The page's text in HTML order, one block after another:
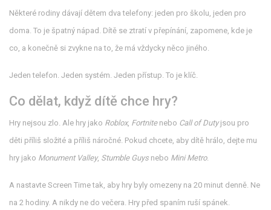
Některé rodiny dávají dětem dva telefony: jeden pro školu, jeden pro
doma. To je špatný nápad. Dítě se ztratí v přepínání, zapomene, kde je
co, a konečně si zvykne na to, že má vždycky něco jiného.
Jeden telefon. Jeden systém. Jeden přístup. To je klíč.
Co dělat, když dítě chce hry?
Hry nejsou zlo. Ale hry jako Roblox, Fortnitenebo Call of Dutyjsou pro
děti příliš složité a příliš náročné. Pokud chcete, aby dítě hrálo, dejte mu
hry jako Monument Valley, Stumble Guys nebo Mini Metro.
A nastavte Screen Time tak, aby hry byly omezeny na 20 minut denně. Ne
na 2 hodiny. A nikdy ne do večera. Hry před spaním ruší spánek.